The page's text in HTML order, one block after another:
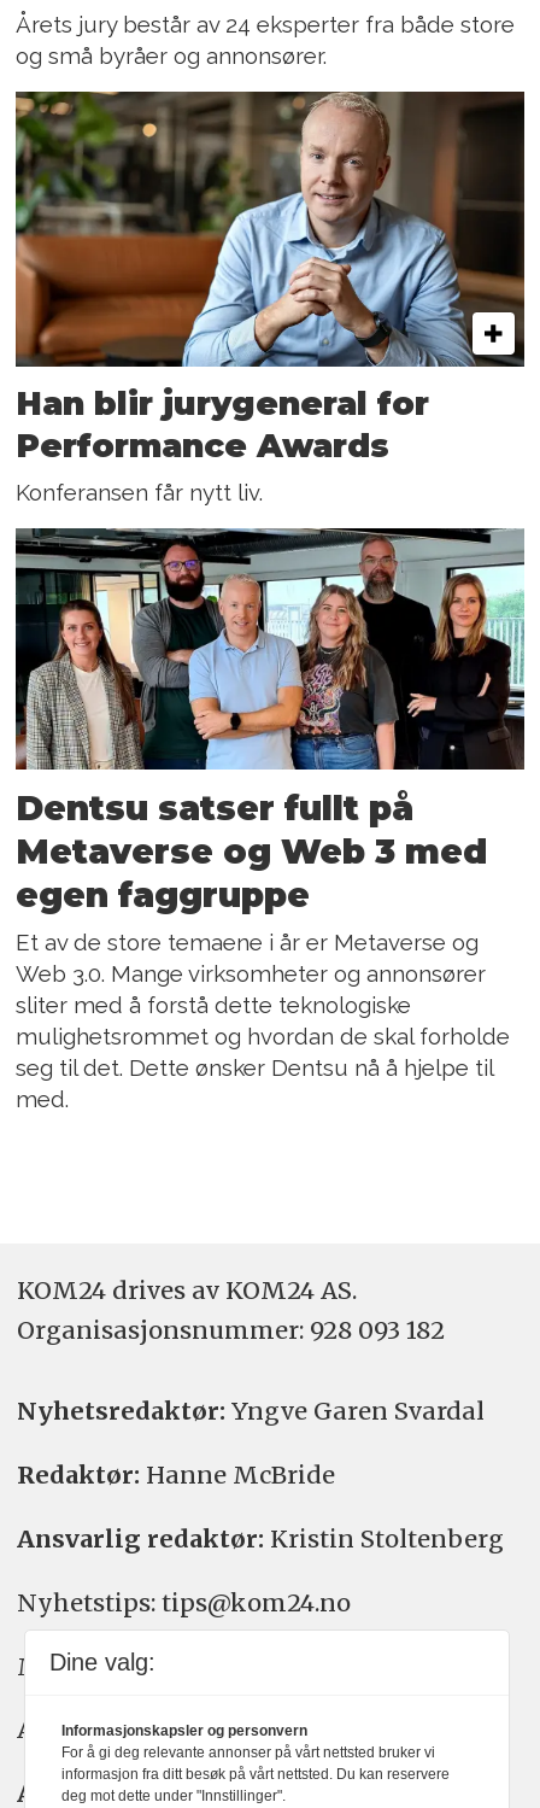
Årets jury består av 24 eksperter fra både store
og små byråer og annonsører.
Han blir jurygeneral for
Performance Awards
Konferansen får nytt liv.
Dentsu satser fullt på
Metaverse og Web 3 med
egen faggruppe
Et av de store temaene i år er Metaverse og
Web 3.0. Mange virksomheter og annonsører
sliter med å forstå dette teknologiske
mulighetsrommet og hvordan de skal forholde
seg til det. Dette ønsker Dentsu nå å hjelpe til
med.
KOM24 drives av KOM24 AS.
Organisasjons­nummer: 928 093 182
Nyhetsredaktør: Yngve Garen Svardal
Redaktør: Hanne McBride
Ansvarlig redaktør: Kristin Stoltenberg
Nyhetstips: tips@kom24.no
Meninger: meninger@kom24.no
Annonse: annonse@watchmedia.no
Abonnement:kom24@watchmedia.no
Dine valg:
Informasjonskapsler og personvern
For å gi deg relevante annonser på vårt nettsted bruker vi
informasjon fra ditt besøk på vårt nettsted. Du kan reservere
deg mot dette under "Innstillinger".